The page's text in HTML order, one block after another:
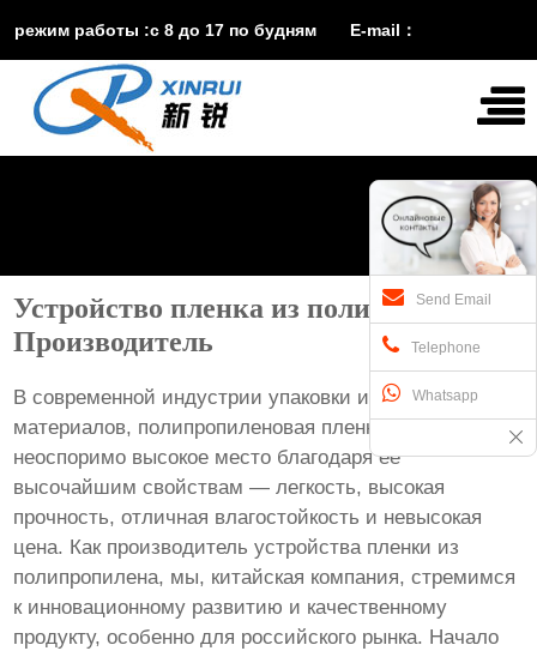
режим работы :с 8 до 17 по будням E-mail：
vira@xinruisuji.comWhatsApp： 
Устройство пленка из полипропилена
Производитель
В современной индустрии упаковки и строительных
материалов, полипропиленовая пленка занимает
неоспоримо высокое место благодаря ее
высочайшим свойствам — легкость, высокая
прочность, отличная влагостойкость и невысокая
цена. Как производитель устройства пленки из
полипропилена, мы, китайская компания, стремимся
к инновационному развитию и качественному
продукту, особенно для российского рынка. Начало
Send Email
Telephone
Whatsapp